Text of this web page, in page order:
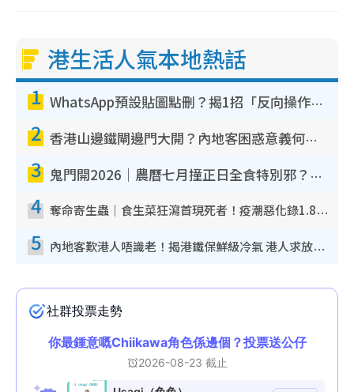
港生活人氣本地熱話
1 WhatsApp預設貼圖點刪？揭1招「反向操作」還原簡潔介面 附3步實測教學
2 香港山邊鐵閘邊門大開？內地客困惑意義何在！網民神回覆：呢種叫法理性防禦
3 鬼門開2026｜農曆七月撞正日全食特別邪？專家警告切忌做一事！揭4大禁忌+2招保平安
4 奪命寄生蟲｜食生菜狂瀉首現死者！疫潮惡化錄1.8萬宗病例 揭洗菜3大謬誤
5 內地客歎港人唔識老！揭港鐵保鮮級冷氣 港人求放過：咪投訴